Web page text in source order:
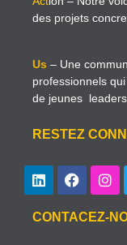
des projets
Us – Une
professionnels
de jeunes
RESTEZ
CONTACEZ-